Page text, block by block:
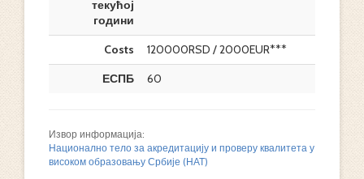
текућој
години
Costs
120000RSD / 2000EUR***
ЕСПБ
60
Извор информација:
Национално тело за акредитацију и проверу квалитета у
високом образовању Србије (НАТ)